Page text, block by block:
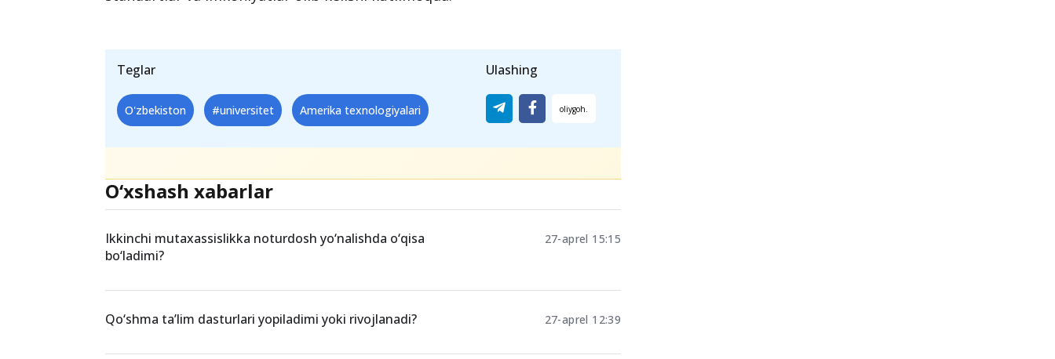
Teglar
O'zbekiston #universitet Amerika texnologiyalari
Ulashing
O‘xshash xabarlar
Ikkinchi mutaxassislikka noturdosh yo‘nalishda o‘qisa
bo‘ladimi?
27-aprel 15:15
Qo‘shma ta’lim dasturlari yopiladimi yoki rivojlanadi? 27-aprel 12:39